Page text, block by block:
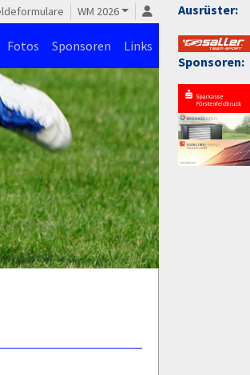
Ausrüster:
Sponsoren:
WM 2026
Fotos Sponsoren Links